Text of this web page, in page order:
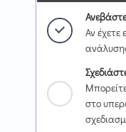
Αν έχετε
στο